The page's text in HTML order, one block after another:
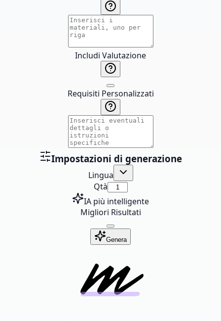
Includi Valutazione
Requisiti Personalizzati
Impostazioni di generazione
Lingua
Qtà
IA più intelligente
Migliori Risultati
Genera